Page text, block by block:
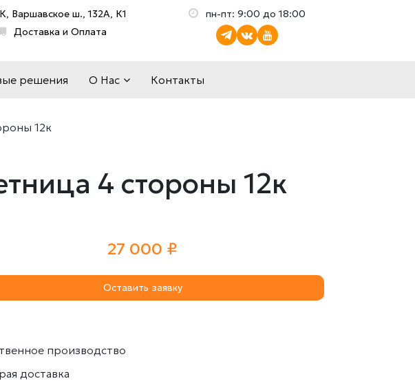
Варшавское ш., 132А, К1
Доставка и Оплата
пн-пт: 9:00 до 18:00
решения О Нас Контакты
12к
4 стороны 12к
27 000 ₽
Оставить заявку
производство
доставка